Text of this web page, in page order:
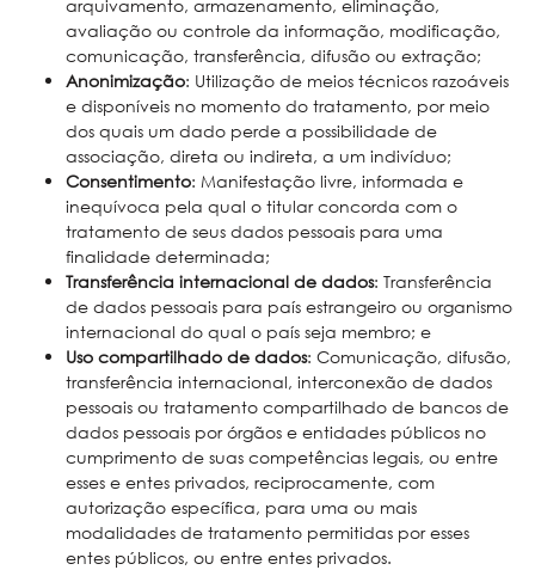
arquivamento, armazenamento, eliminação,
avaliação ou controle da informação, modificação,
comunicação, transferência, difusão ou extração;
Anonimização: Utilização de meios técnicos razoáveis
e disponíveis no momento do tratamento, por meio
dos quais um dado perde a possibilidade de
associação, direta ou indireta, a um indivíduo;
Consentimento: Manifestação livre, informada e
inequívoca pela qual o titular concorda com o
tratamento de seus dados pessoais para uma
finalidade determinada;
Transferência internacional de dados: Transferência
de dados pessoais para país estrangeiro ou organismo
internacional do qual o país seja membro; e
Uso compartilhado de dados: Comunicação, difusão,
transferência internacional, interconexão de dados
pessoais ou tratamento compartilhado de bancos de
dados pessoais por órgãos e entidades públicos no
cumprimento de suas competências legais, ou entre
esses e entes privados, reciprocamente, com
autorização específica, para uma ou mais
modalidades de tratamento permitidas por esses
entes públicos, ou entre entes privados.